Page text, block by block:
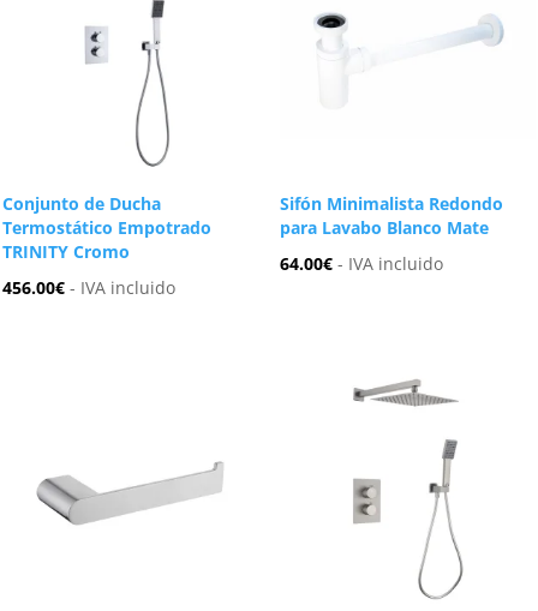
Conjunto de Ducha
Termostático Empotrado
TRINITY Cromo
456.00€ - IVA incluido
Sifón Minimalista Redondo
para Lavabo Blanco Mate
64.00€ - IVA incluido